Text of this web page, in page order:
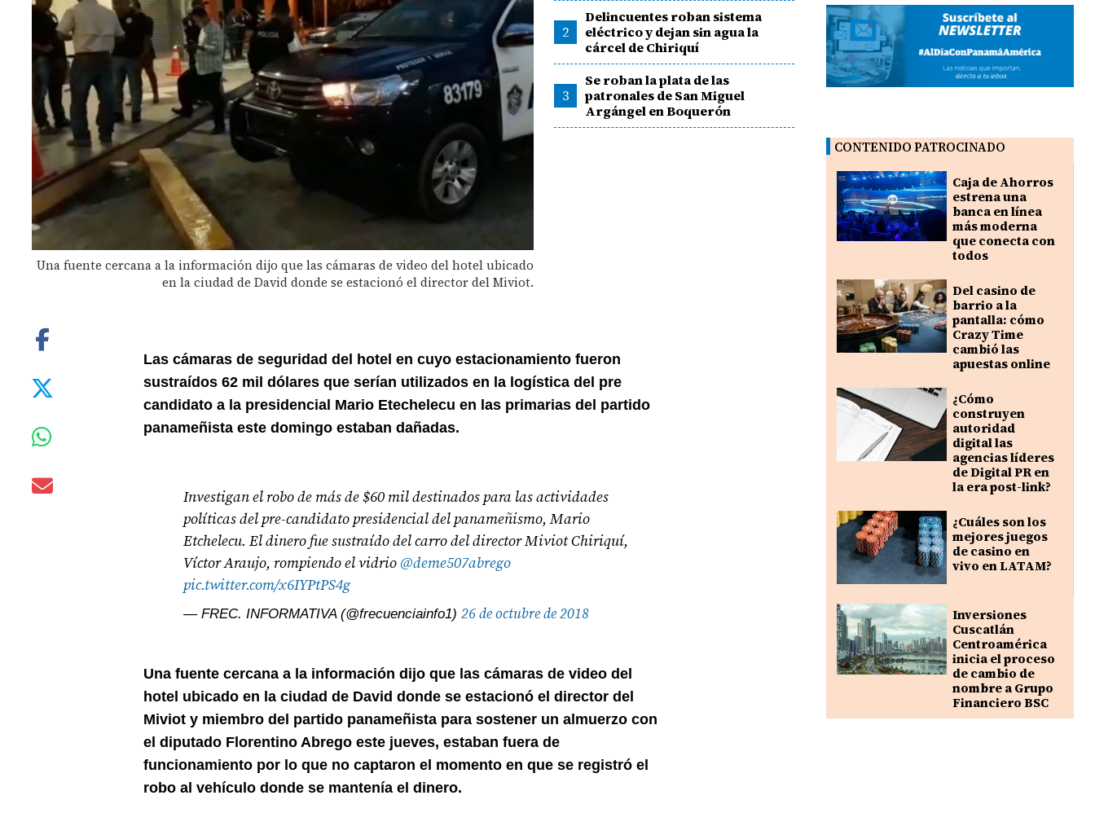
Una fuente cercana a la información dijo que las cámaras de video del hotel ubicado
en la ciudad de David donde se estacionó el director del Miviot.
2
Delincuentes roban sistema
eléctrico y dejan sin agua la
cárcel de Chiriquí
3
Se roban la plata de las
patronales de San Miguel
Argángel en Boquerón
Las cámaras de seguridad del hotel en cuyo estacionamiento fueron
sustraídos 62 mil dólares que serían utilizados en la logística del pre
candidato a la presidencial Mario Etechelecu en las primarias del partido
panameñista este domingo estaban dañadas.
Investigan el robo de más de $60 mil destinados para las actividades
políticas del pre-candidato presidencial del panameñismo, Mario
Etchelecu. El dinero fue sustraído del carro del director Miviot Chiriquí,
Víctor Araujo, rompiendo el vidrio @deme507abrego
pic.twitter.com/x6IYPtPS4g
— FREC. INFORMATIVA (@frecuenciainfo1)26 de octubre de 2018
Una fuente cercana a la información dijo que las cámaras de video del
hotel ubicado en la ciudad de David donde se estacionó el director del
Miviot y miembro del partido panameñista para sostener un almuerzo con
el diputado Florentino Abrego este jueves, estaban fuera de
funcionamiento por lo que no captaron el momento en que se registró el
robo al vehículo donde se mantenía el dinero.
CONTENIDO PATROCINADO
Caja de Ahorros
estrena una
banca en línea
más moderna
que conecta con
todos
Del casino de
barrio a la
pantalla: cómo
Crazy Time
cambió las
apuestas online
¿Cómo
construyen
autoridad
digital las
agencias líderes
de Digital PR en
la era post-link?
¿Cuáles son los
mejores juegos
de casino en
vivo en LATAM?
Inversiones
Cuscatlán
Centroamérica
inicia el proceso
de cambio de
nombre a Grupo
Financiero BSC